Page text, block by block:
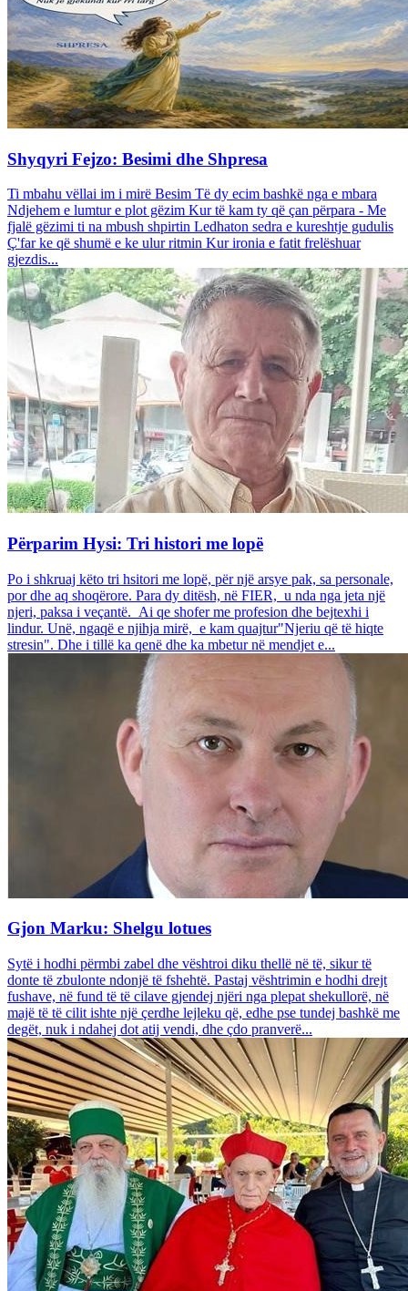
Shyqyri Fejzo: Besimi dhe Shpresa
Ti mbahu vëllai im i mirë Besim Të dy ecim bashkë nga e mbara
Ndjehem e lumtur e plot gëzim Kur të kam ty që çan përpara - Me
fjalë gëzimi ti na mbush shpirtin Ledhaton sedra e kureshtje gudulis
Ç'far ke që shumë e ke ulur ritmin Kur ironia e fatit frelëshuar
gjezdis...
Përparim Hysi: Tri histori me lopë
Po i shkruaj këto tri hsitori me lopë, për një arsye pak, sa personale,
por dhe aq shoqërore. Para dy ditësh, në FIER, u nda nga jeta një
njeri, paksa i veçantë. Ai qe shofer me profesion dhe bejtexhi i
lindur. Unë, ngaqë e njihja mirë, e kam quajtur"Njeriu që të hiqte
stresin". Dhe i tillë ka qenë dhe ka mbetur në mendjet e...
Gjon Marku: Shelgu lotues
Sytë i hodhi përmbi zabel dhe vështroi diku thellë në të, sikur të
donte të zbulonte ndonjë të fshehtë. Pastaj vështrimin e hodhi drejt
fushave, në fund të të cilave gjendej njëri nga plepat shekullorë, në
majë të të cilit ishte një çerdhe lejleku që, edhe pse tundej bashkë me
degët, nuk i ndahej dot atij vendi, dhe çdo pranverë...